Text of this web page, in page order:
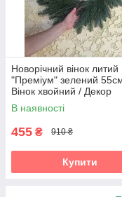
Новорічний вінок литий
"Преміум" зелений
Вінок хвойний / Декор
В наявності
455 ₴ 910 ₴
Купити